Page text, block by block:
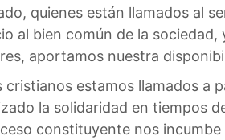
quienes están llamados al
al bien común de la
aportamos nuestra
cristianos estamos llamados a
la solidaridad en tiempos
constituyente nos